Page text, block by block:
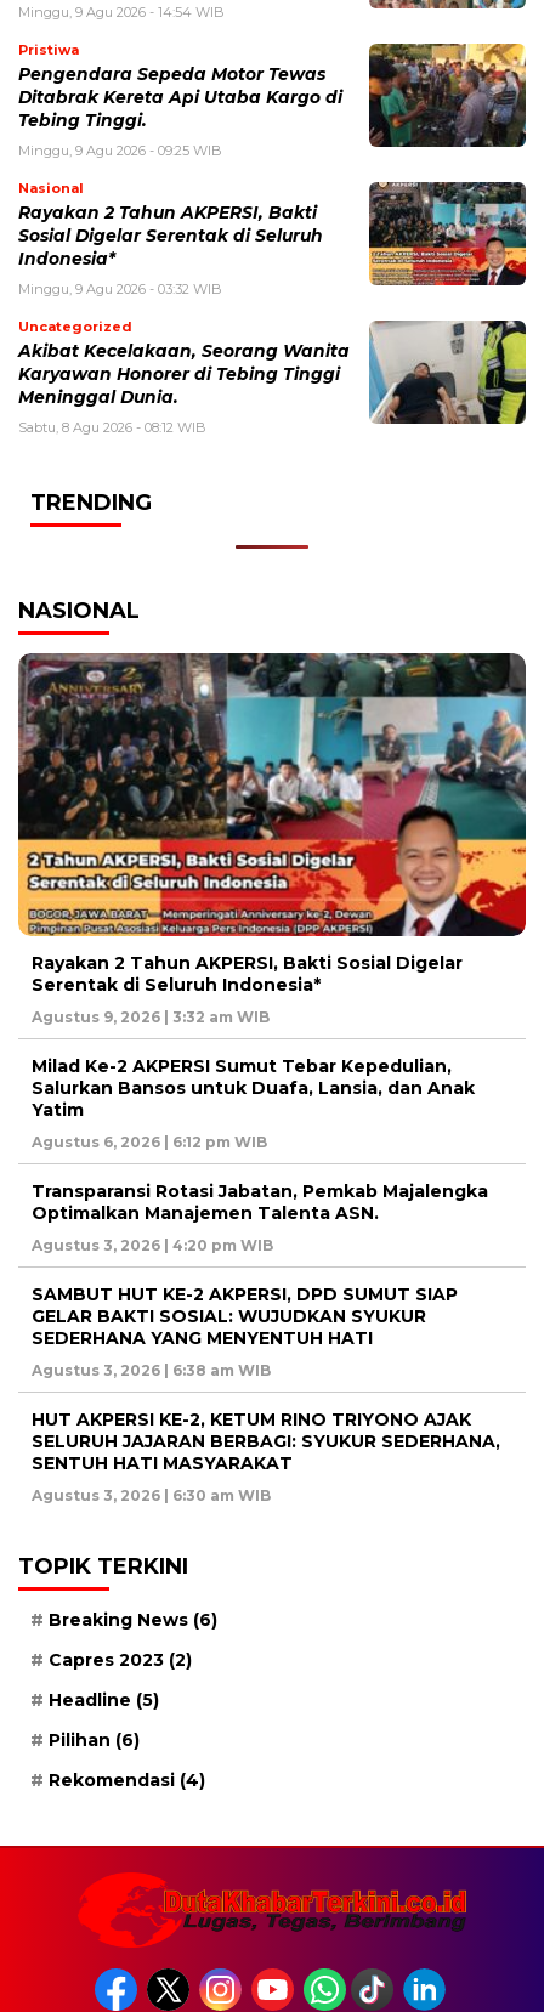
Minggu, 9 Agu 2026 - 14:54 WIB
Pristiwa
Pengendara Sepeda Motor Tewas
Ditabrak Kereta Api Utaba Kargo di
Tebing Tinggi.
Minggu, 9 Agu 2026 - 09:25 WIB
Nasional
Rayakan 2 Tahun AKPERSI, Bakti
Sosial Digelar Serentak di Seluruh
Indonesia*
Minggu, 9 Agu 2026 - 03:32 WIB
Uncategorized
Akibat Kecelakaan, Seorang Wanita
Karyawan Honorer di Tebing Tinggi
Meninggal Dunia.
Sabtu, 8 Agu 2026 - 08:12 WIB
TRENDING
NASIONAL
Rayakan 2 Tahun AKPERSI, Bakti Sosial Digelar
Serentak di Seluruh Indonesia*
Agustus 9, 2026 | 3:32 am WIB
Milad Ke-2 AKPERSI Sumut Tebar Kepedulian,
Salurkan Bansos untuk Duafa, Lansia, dan Anak
Yatim
Agustus 6, 2026 | 6:12 pm WIB
Transparansi Rotasi Jabatan, Pemkab Majalengka
Optimalkan Manajemen Talenta ASN.
Agustus 3, 2026 | 4:20 pm WIB
SAMBUT HUT KE-2 AKPERSI, DPD SUMUT SIAP
GELAR BAKTI SOSIAL: WUJUDKAN SYUKUR
SEDERHANA YANG MENYENTUH HATI
Agustus 3, 2026 | 6:38 am WIB
HUT AKPERSI KE-2, KETUM RINO TRIYONO AJAK
SELURUH JAJARAN BERBAGI: SYUKUR SEDERHANA,
SENTUH HATI MASYARAKAT
Agustus 3, 2026 | 6:30 am WIB
TOPIK TERKINI
Breaking News (6)
Capres 2023 (2)
Headline (5)
Pilihan (6)
Rekomendasi (4)